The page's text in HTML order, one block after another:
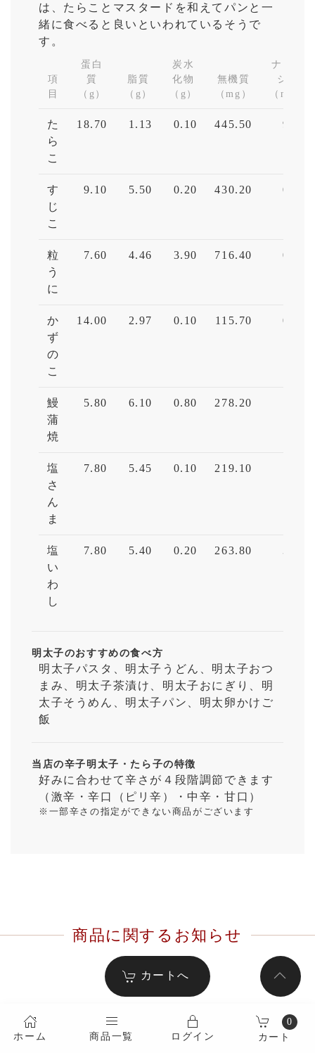
は、たらことマスタードを和えてパンと一
緒に食べると良いといわれているそうで
す。
項
目
蛋白
質
（g）
脂質
（g）
炭水
化物
（g）
無機質
（mg）
ナイア
シン
（mg）
た
ら
こ
18.70 1.13 0.10 445.50 9.75
す
じ
こ
9.10 5.50 0.20 430.20 0.84
粒
う
に
7.60 4.46 3.90 716.40 0.60
か
ず
の
こ
14.00 2.97 0.10 115.70 0.00
鰻
蒲
焼
5.80 6.10 0.80 278.20
塩
さ
ん
ま
7.80 5.45 0.10 219.10
塩
い
わ
し
7.80 5.40 0.20 263.80 3.60
明太子のおすすめの食べ方
明太子パスタ、明太子うどん、明太子おつ
まみ、明太子茶漬け、明太子おにぎり、明
太子そうめん、明太子パン、明太卵かけご
飯
当店の辛子明太子・たら子の特徴
好みに合わせて辛さが４段階調節できます
（激辛・辛口（ピリ辛）・中辛・甘口）
※一部辛さの指定ができない商品がございます
商品に関するお知らせ
カートへ
ホーム 商品一覧 ログイン
0
カート